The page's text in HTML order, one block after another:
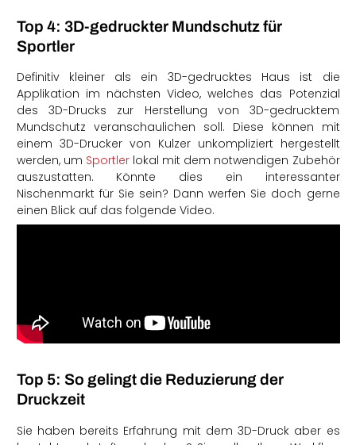
Top 4: 3D-gedruckter Mundschutz für
Sportler
Definitiv kleiner als ein 3D-gedrucktes Haus ist die
Applikation im nächsten Video, welches das Potenzial
des 3D-Drucks zur Herstellung von 3D-gedrucktem
Mundschutz veranschaulichen soll. Diese können mit
einem 3D-Drucker von Kulzer unkompliziert hergestellt
werden, um Sportlerlokal mit dem notwendigen Zubehör
auszustatten. Könnte dies ein interessanter
Nischenmarkt für Sie sein? Dann werfen Sie doch gerne
einen Blick auf das folgende Video.
Top 5: So gelingt die Reduzierung der
Druckzeit
Sie haben bereits Erfahrung mit dem 3D-Druck aber es